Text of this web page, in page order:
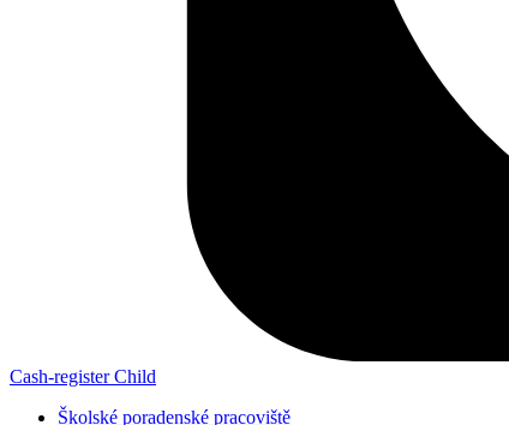
Cash-register Child
Školské poradenské pracoviště